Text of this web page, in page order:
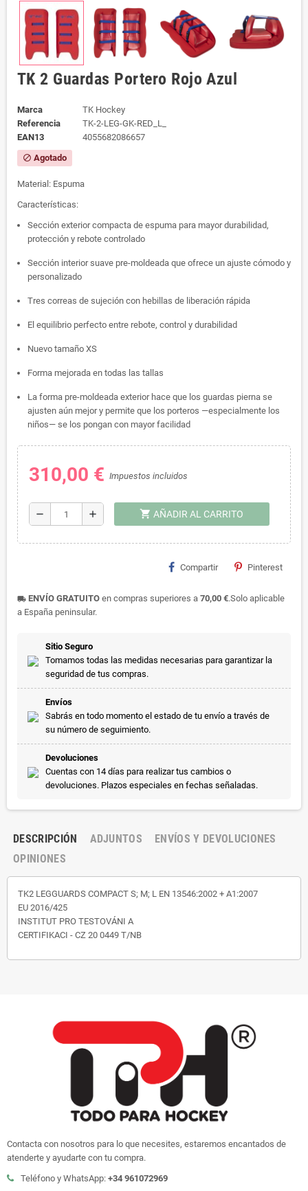
TK 2 Guardas Portero Rojo Azul
Marca
TK Hockey
Referencia
TK-2-LEG-GK-RED_L_
EAN13
4055682086657
block Agotado
Material: Espuma
Características:
Sección exterior compacta de espuma para mayor durabilidad,
protección y rebote controlado
Sección interior suave pre-moldeada que ofrece un ajuste cómodo y
personalizado
Tres correas de sujeción con hebillas de liberación rápida
El equilibrio perfecto entre rebote, control y durabilidad
Nuevo tamaño XS
Forma mejorada en todas las tallas
La forma pre-moldeada exterior hace que los guardas pierna se
ajusten aún mejor y permite que los porteros —especialmente los
niños— se los pongan con mayor facilidad
310,00 € Impuestos incluidos
remove add shopping_cart AÑADIR AL CARRITO
Compartir Pinterest
local_shipping ENVÍO GRATUITO en compras superiores a 70,00 €.Solo aplicable
a España peninsular.
Sitio Seguro
Tomamos todas las medidas necesarias para garantizar la
seguridad de tus compras.
Envíos
Sabrás en todo momento el estado de tu envío a través de
su número de seguimiento.
Devoluciones
Cuentas con 14 días para realizar tus cambios o
devoluciones. Plazos especiales en fechas señaladas.
DESCRIPCIÓN ADJUNTOS
ENVÍOS Y DEVOLUCIONES
OPINIONES
TK2 LEGGUARDS COMPACT S; M; L EN 13546:2002 + A1:2007
EU 2016/425
INSTITUT PRO TESTOVÁNI A
CERTIFIKACI - CZ 20 0449 T/NB
Contacta con nosotros para lo que necesites, estaremos encantados de
atenderte y ayudarte con tu compra.
Teléfono y WhatsApp: +34 961072969